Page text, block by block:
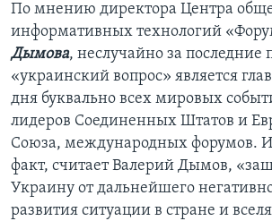
По мнению директора Центра
информативных технологий
Дымова, неслучайно за последние
«украинский вопрос» является
дня буквально всех мировых
лидеров Соединенных Штатов и
Союза, международных форумов.
факт, считает Валерий Дымов,
Украину от дальнейшего
развития ситуации в стране и